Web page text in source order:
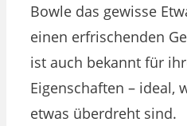
Bowle das gewisse
einen erfrischenden
ist auch bekannt für
Eigenschaften – ideal,
etwas überdreht sind.